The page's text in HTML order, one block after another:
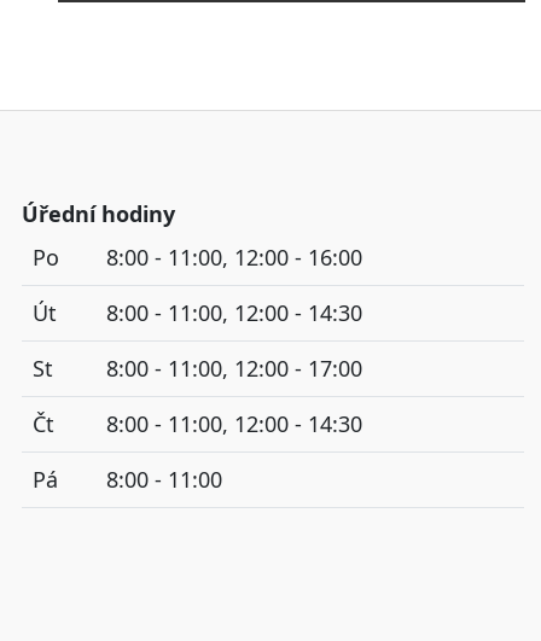
Úřední hodiny
Po
8:00 - 11:00, 12:00 - 16:00
Út
8:00 - 11:00, 12:00 - 14:30
St
8:00 - 11:00, 12:00 - 17:00
Čt
8:00 - 11:00, 12:00 - 14:30
Pá
8:00 - 11:00